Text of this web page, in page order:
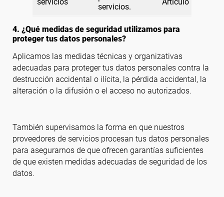
servicios.
4. ¿Qué medidas de seguridad utilizamos para
proteger tus datos personales?
Aplicamos las medidas técnicas y organizativas
adecuadas para proteger tus datos personales contra la
destrucción accidental o ilícita, la pérdida accidental, la
alteración o la difusión o el acceso no autorizados.
También supervisamos la forma en que nuestros
proveedores de servicios procesan tus datos personales
para asegurarnos de que ofrecen garantías suficientes
de que existen medidas adecuadas de seguridad de los
datos.